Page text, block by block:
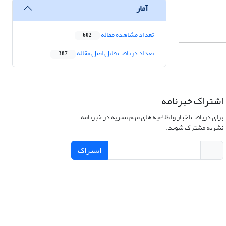
آمار
تعداد مشاهده مقاله 602
تعداد دریافت فایل اصل مقاله 387
اشتراک خبرنامه
برای دریافت اخبار و اطلاعیه های مهم نشریه در خبرنامه
نشریه مشترک شوید.
اشتراک